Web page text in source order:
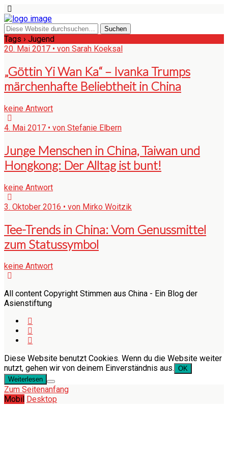
Tags › Jugend
20. Mai 2017 • von Sarah Koeksal
„Göttin Yi Wan Ka“ – Ivanka Trumps
märchenhafte Beliebtheit in China
keine Antwort
4. Mai 2017 • von Stefanie Elbern
Junge Menschen in China, Taiwan und
Hongkong: Der Alltag ist bunt!
keine Antwort
3. Oktober 2016 • von Mirko Woitzik
Tee-Trends in China: Vom Genussmittel
zum Statussymbol
keine Antwort
All content Copyright Stimmen aus China - Ein Blog der
Asienstiftung
Diese Website benutzt Cookies. Wenn du die Website weiter
nutzt, gehen wir von deinem Einverständnis aus. OK
Weiterlesen
Zum Seitenanfang
Mobil Desktop